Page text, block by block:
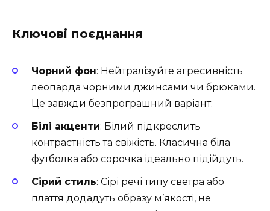
Ключові поєднання
Чорний фон: Нейтралізуйте агресивність
леопарда чорними джинсами чи брюками.
Це завжди безпрограшний варіант.
Білі акценти: Білий підкреслить
контрастність та свіжість. Класична біла
футболка або сорочка ідеально підійдуть.
Сірий стиль: Сірі речі типу светра або
плаття додадуть образу м’якості, не